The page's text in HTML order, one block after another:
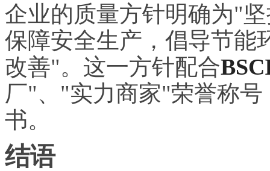
企业的质量方针明确为"
保障安全生产，倡导节能
改善"。这一方针配合
厂"、"实力商家"荣誉称
书。
结语